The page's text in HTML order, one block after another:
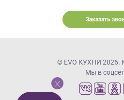
Заказать
© EVO КУХНИ 2026.
Мы в